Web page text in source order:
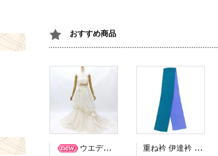
おすすめ商品
ウエディングドレス ４４５８ 中古 7号-11号サイズ 貸衣装処分 レンタル処分 リサイクル ブライダル 重ね衿 伊達衿 青緑色 紫色 中古 和装小物 ６４０ 貸衣装 レンタル 処分品